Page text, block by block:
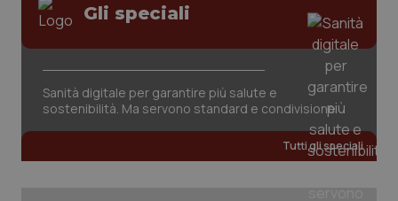
Gli speciali
Sanità digitale per garantire più salute e
sostenibilità. Ma servono standard e condivisione
Tutti gli speciali